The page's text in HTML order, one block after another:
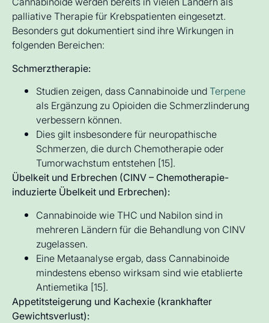
palliative Therapie für Krebspatienten eingesetzt.
Besonders gut dokumentiert sind ihre Wirkungen in
folgenden Bereichen:
Schmerztherapie:
Studien zeigen, dass Cannabinoide undTerpene
als Ergänzung zu Opioiden die Schmerzlinderung
verbessern können.
Dies gilt insbesondere für neuropathische
Schmerzen, die durch Chemotherapie oder
Tumorwachstum entstehen [15].
Übelkeit und Erbrechen (CINV – Chemotherapie-
induzierte Übelkeit und Erbrechen):
Cannabinoide wie THC und Nabilon sind in
mehreren Ländern für die Behandlung von CINV
zugelassen.
Eine Metaanalyse ergab, dass Cannabinoide
mindestens ebenso wirksam sind wie etablierte
Antiemetika [15].
Appetitsteigerung und Kachexie (krankhafter
Gewichtsverlust):